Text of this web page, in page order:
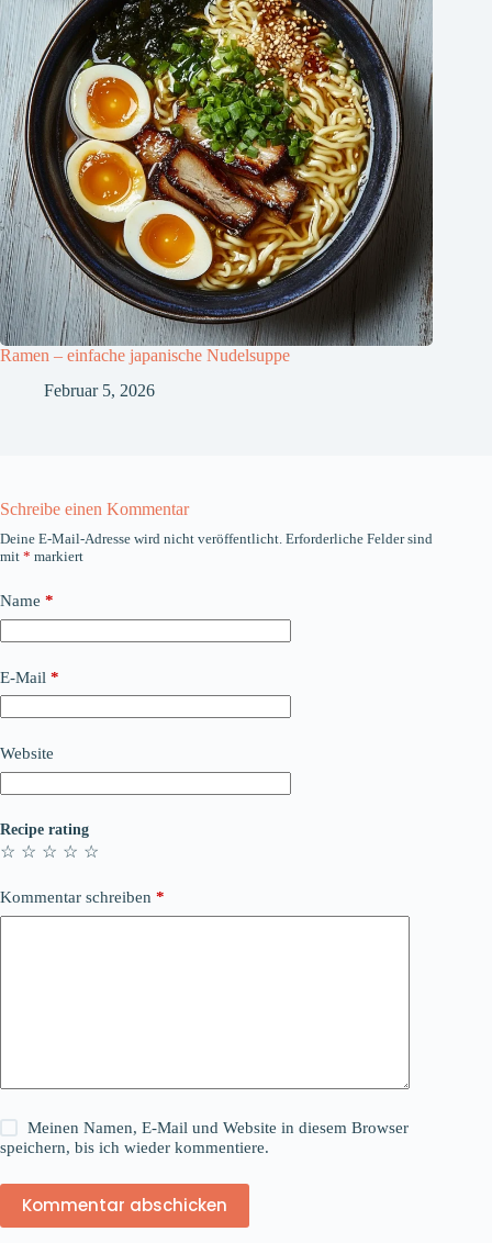
Ramen – einfache japanische Nudelsuppe
Februar 5, 2026
Schreibe einen Kommentar
Deine E-Mail-Adresse wird nicht veröffentlicht. Erforderliche Felder sind
mit * markiert
Name *
E-Mail *
Website
Recipe rating
☆
☆
☆
☆
☆
Kommentar schreiben *
Meinen Namen, E-Mail und Website in diesem Browser
speichern, bis ich wieder kommentiere.
Kommentar abschicken